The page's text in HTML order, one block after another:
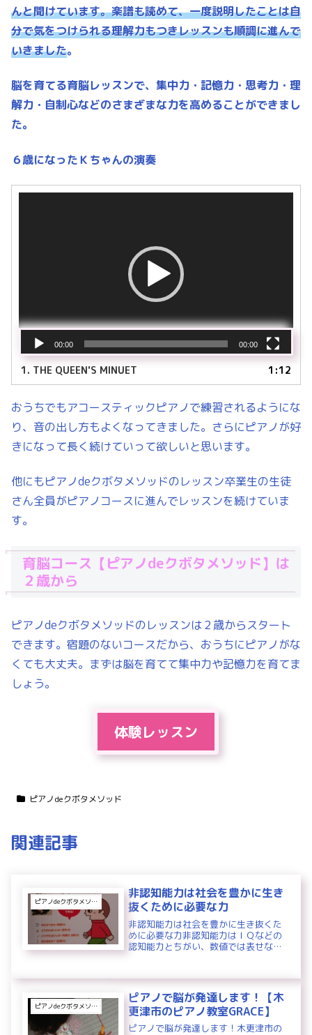
んと聞けています。楽譜も読めて、一度説明したことは自
分で気をつけられる理解力もつきレッスンも順調に進んで
いきました。
脳を育てる育脳レッスンで、集中力・記憶力・思考力・理
解力・自制心などのさまざまな力を高めることができまし
た。
６歳になったＫちゃんの演奏
00:00 00:00
1. THE QUEEN'S MINUET 1:12
おうちでもアコースティックピアノで練習されるようにな
り、音の出し方もよくなってきました。さらにピアノが好
きになって長く続けていって欲しいと思います。
他にもピアノdeクボタメソッドのレッスン卒業生の生徒
さん全員がピアノコースに進んでレッスンを続けていま
す。
育脳コース【ピアノdeクボタメソッド】は
２歳から
ピアノdeクボタメソッドのレッスンは２歳からスタート
できます。宿題のないコースだから、おうちにピアノがな
くても大丈夫。まずは脳を育てて集中力や記憶力を育てま
しょう。
体験レッスン
ピアノdeクボタメソッド
関連記事
ピアノdeクボタメソッド
非認知能力は社会を豊かに生き
抜くために必要な力
非認知能力は社会を豊かに生き抜くた
めに必要な力非認知能力はＩＱなどの
認知能力とちがい、数値では表せない
めに必要な力だといわれています。非
認知能力が高いと、成長するにつれて
学...
ピアノdeクボタメソッド
ピアノで脳が発達します！【木
更津市のピアノ教室GRACE】
ピアノで脳が発達します！木更津市の